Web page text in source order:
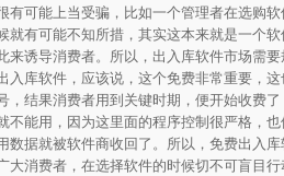
有可能上当受骗，比如一个管理者在选购
就有可能不知所措，其实这本来就是一个
来诱导消费者。所以，出入库软件市场需要
库软件，应该说，这个免费非常重要，这
，结果消费者用到关键时期，便开始收费
不能用，因为这里面的程序控制很严格，
数据就被软件商收回了。所以，免费出入库
消费者，在选择软件的时候切不可盲目行